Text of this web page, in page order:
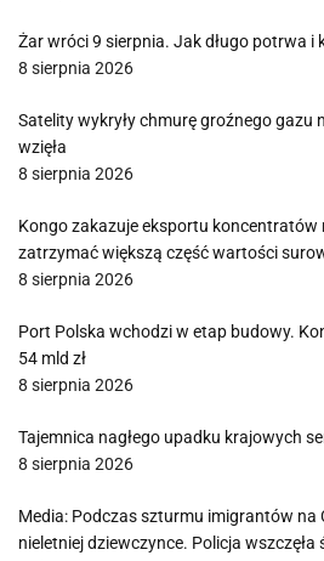
Żar wróci 9 sierpnia. Jak długo potrwa i
8 sierpnia 2026
Satelity wykryły chmurę groźnego gazu
wzięła
8 sierpnia 2026
Kongo zakazuje eksportu koncentratów
zatrzymać większą część wartości
8 sierpnia 2026
Port Polska wchodzi w etap budowy.
54 mld zł
8 sierpnia 2026
Tajemnica nagłego upadku krajowych
8 sierpnia 2026
Media: Podczas szturmu imigrantów na
nieletniej dziewczynce. Policja wszczęła